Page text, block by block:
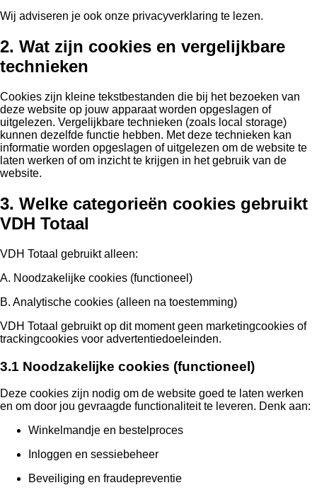
Wij adviseren je ook onze privacyverklaring te lezen.
2. Wat zijn cookies en vergelijkbare
technieken
Cookies zijn kleine tekstbestanden die bij het bezoeken van
deze website op jouw apparaat worden opgeslagen of
uitgelezen. Vergelijkbare technieken (zoals local storage)
kunnen dezelfde functie hebben. Met deze technieken kan
informatie worden opgeslagen of uitgelezen om de website te
laten werken of om inzicht te krijgen in het gebruik van de
website.
3. Welke categorieën cookies gebruikt
VDH Totaal
VDH Totaal gebruikt alleen:
A. Noodzakelijke cookies (functioneel)
B. Analytische cookies (alleen na toestemming)
VDH Totaal gebruikt op dit moment geen marketingcookies of
trackingcookies voor advertentiedoeleinden.
3.1 Noodzakelijke cookies (functioneel)
Deze cookies zijn nodig om de website goed te laten werken
en om door jou gevraagde functionaliteit te leveren. Denk aan:
Winkelmandje en bestelproces
Inloggen en sessiebeheer
Beveiliging en fraudepreventie